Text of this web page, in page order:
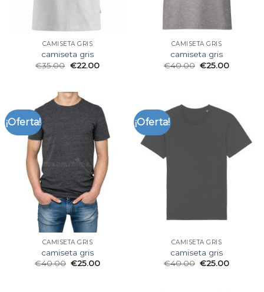
CAMISETA GRIS
camiseta gris
€35.00 €22.00
CAMISETA GRIS
camiseta gris
€40.00 €25.00
¡Oferta!
CAMISETA GRIS
camiseta gris
€40.00 €25.00
¡Oferta!
CAMISETA GRIS
camiseta gris
€40.00 €25.00